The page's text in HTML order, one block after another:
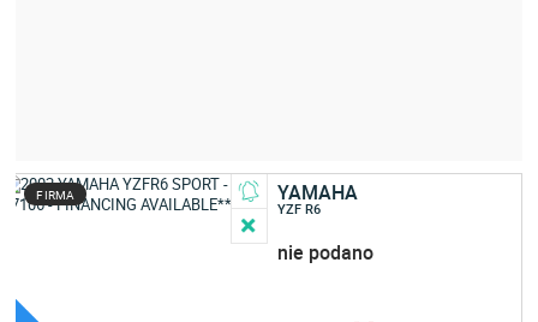
FIRMA YAMAHA
YZF R6
nie podano